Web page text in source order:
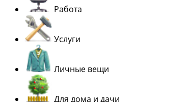
Работа
Услуги
Личные вещи
Для дома и дачи